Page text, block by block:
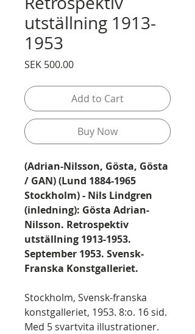
utställning 1913-
1953
SEK 500.00Price
Add to Cart
Buy Now
(Adrian-Nilsson, Gösta, Gösta
/ GAN) (Lund 1884-1965
Stockholm) - Nils Lindgren
(inledning): Gösta Adrian-
Nilsson. Retrospektiv
utställning 1913-1953.
September 1953. Svensk-
Franska Konstgalleriet.
Stockholm, Svensk-franska
konstgalleriet, 1953. 8:o. 16 sid.
Med 5 svartvita illustrationer.